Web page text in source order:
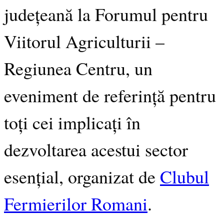
județeană la Forumul pentru
Viitorul Agriculturii –
Regiunea Centru, un
eveniment de referință pentru
toți cei implicați în
dezvoltarea acestui sector
esențial, organizat de Clubul
Fermierilor Romani.